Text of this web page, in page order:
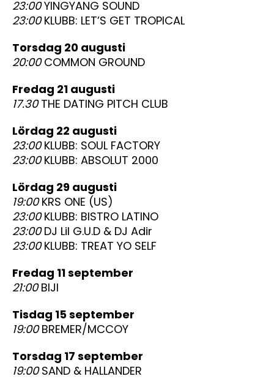
23:00YINGYANG SOUND
23:00KLUBB: LET’S GET TROPICAL
torsdag 20 augusti
20:00COMMON GROUND
fredag 21 augusti
17.30THE DATING PITCH CLUB
lördag 22 augusti
23:00KLUBB: SOUL FACTORY
23:00KLUBB: ABSOLUT 2000
lördag 29 augusti
19:00KRS ONE (US)
23:00KLUBB: BISTRO LATINO
23:00DJ Lil G.U.D & DJ Adir
23:00KLUBB: TREAT YO SELF
fredag 11 september
21:00BIJI
tisdag 15 september
19:00BREMER/MCCOY
torsdag 17 september
19:00SAND & HALLANDER